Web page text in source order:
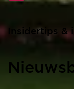
Insidertips &